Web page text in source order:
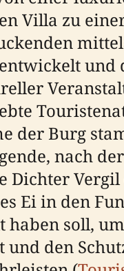
Villa zu
und
der Burg
nach
Dichter
Ei in den
haben soll,
und den